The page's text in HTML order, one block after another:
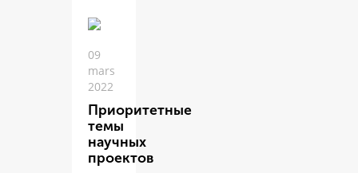
09
mars
2022
Приоритетные
темы
научных
проектов